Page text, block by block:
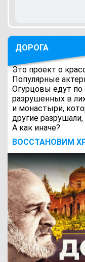
ДОРОГА
Это проект о
Популярные
Огурцовы едут по
разрушенных в
и монастыри,
другие
А как иначе?
ВОCСТАНОВИМ